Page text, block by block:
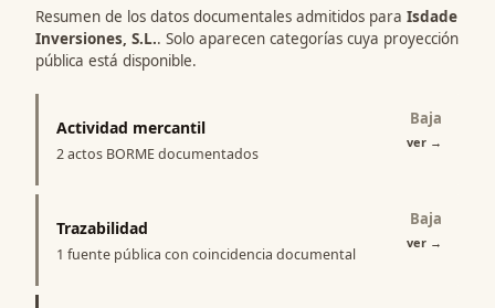
Resumen de los datos documentales admitidos para Isdade
Inversiones, S.L.. Solo aparecen categorías cuya proyección
pública está disponible.
Actividad mercantil
2 actos BORME documentados
Baja
ver →
Trazabilidad
1 fuente pública con coincidencia documental
Baja
ver →